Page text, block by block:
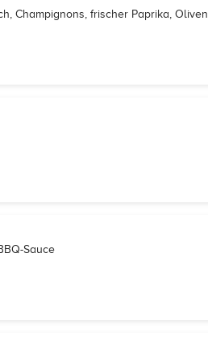
Champignons, frischer Paprika, Oliven
Sauce